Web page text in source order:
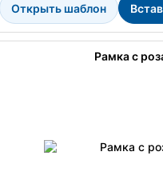
Открыть шаблон
Рамка с